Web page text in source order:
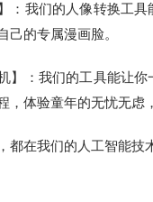
】：我们的人像转换工
己的专属漫画脸。
机】：我们的工具能让
，体验童年的无忧无虑
都在我们的人工智能技